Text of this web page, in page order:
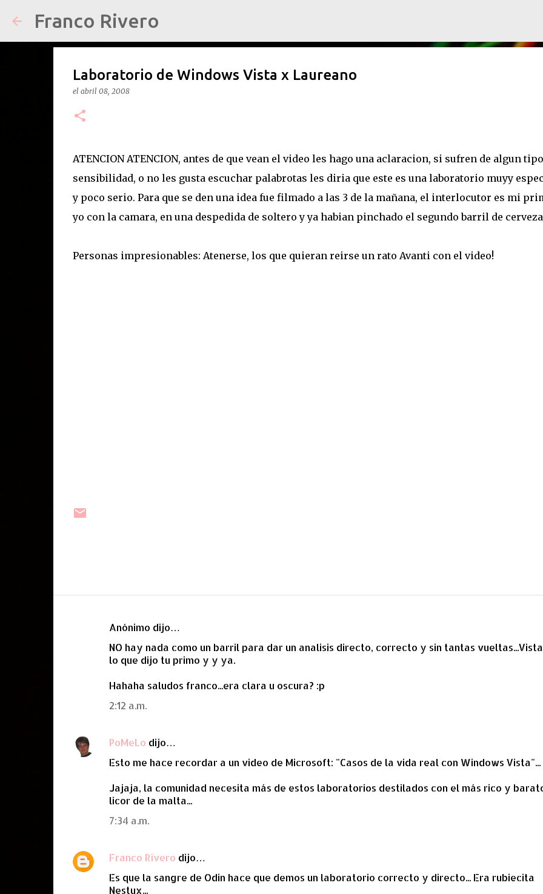
Franco Rivero
Laboratorio de Windows Vista x Laureano
el abril 08, 2008
ATENCION ATENCION, antes de que vean el video les hago una aclaracion, si sufren de algun
sensibilidad, o no les gusta escuchar palabrotas les diria que este es una laboratorio muyy
y poco serio. Para que se den una idea fue filmado a las 3 de la mañana, el interlocutor es mi
yo con la camara, en una despedida de soltero y ya habian pinchado el segundo barril de cerveza
Personas impresionables: Atenerse, los que quieran reirse un rato Avanti con el video!
a
r
Anónimo dijo…
NO hay nada como un barril para dar un analisis directo, correcto y sin tantas
lo que dijo tu primo y y ya.
Hahaha saludos franco...era clara u oscura? :p
2:12 a.m.
PoMeLo dijo…
Esto me hace recordar a un video de Microsoft: "Casos de la vida real con Windows Vista"...
Jajaja, la comunidad necesita más de estos laboratorios destilados con el más rico y
licor de la malta...
7:34 a.m.
Franco Rivero dijo…
Es que la sangre de Odin hace que demos un laboratorio correcto y directo... Era rubiecita
Nestux...